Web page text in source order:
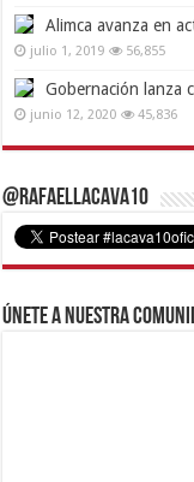
Alimca avanza en
julio 1, 2019 56,855
Gobernación lanza
junio 12, 2020 45,836
@RafaelLacava10
Únete a nuestra